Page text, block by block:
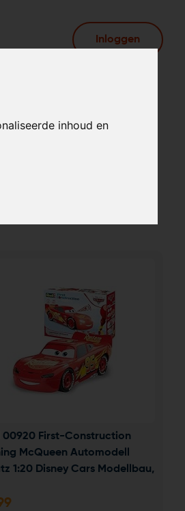
inhoud en
Inloggen
00920 First-Construction
McQueen Automodell
1:20 Disney Cars Modellbau,